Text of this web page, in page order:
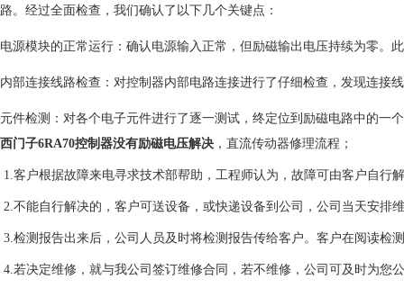
路。经过全面检查，我们确认了以下几个关键点：
电源模块的正常运行：确认电源输入正常，但励磁输出电压持续为零。
内部连接线路检查：对控制器内部电路连接进行了仔细检查，发现连接
元件检测：对各个电子元件进行了逐一测试，终定位到励磁电路中的一
西门子6RA70控制器没有励磁电压解决 ，直流传动器修理流程；
1.客户根据故障来电寻求技术部帮助，工程师认为，故障可由客户自行
2.不能自行解决的，客户可送设备，或快递设备到公司，公司当天安排
3.检测报告出来后，公司人员及时将检测报告传给客户。客户在阅读检
4.若决定维修，就与我公司签订维修合同，若不维修，公司可及时为